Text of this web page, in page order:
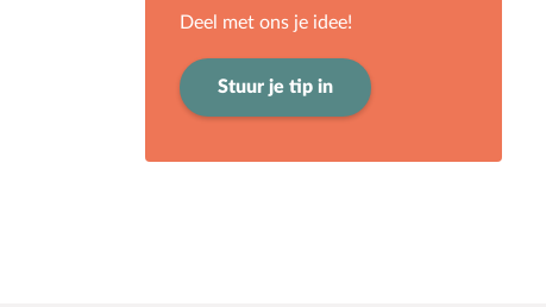
Deel met ons je idee!
Stuur je tip in